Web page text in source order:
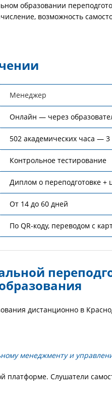
образовании
возможность
Менеджер
Онлайн — через
502 академических часа —
Контрольное тестирование
Диплом о переподготовке +
От 14 до 60 дней
По QR-коду, переводом с
дистанционно в
менеджменту и
платформе. Слушатели